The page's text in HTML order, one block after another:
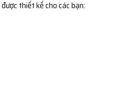
được thiết kế cho các bạn: